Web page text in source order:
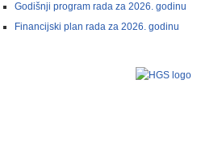
Godišnji program rada za 2026. godinu
Financijski plan rada za 2026. godinu